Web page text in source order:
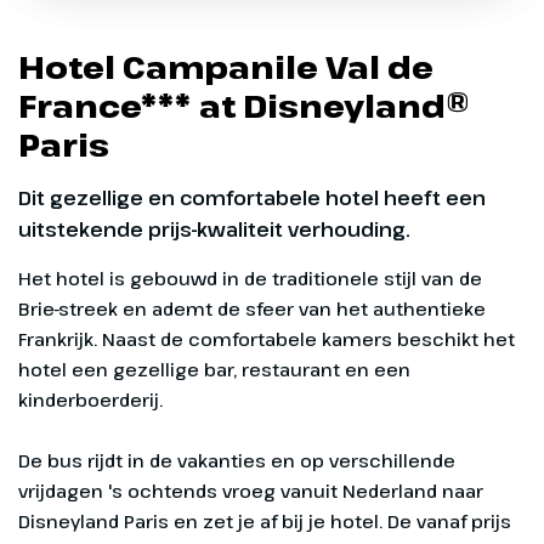
Hotel Campanile Val de
France*** at Disneyland®
Paris
Dit gezellige en comfortabele hotel heeft een
uitstekende prijs-kwaliteit verhouding.
Het hotel is gebouwd in de traditionele stijl van de
Brie-streek en ademt de sfeer van het authentieke
Frankrijk. Naast de comfortabele kamers beschikt het
hotel een gezellige bar, restaurant en een
kinderboerderij.
De bus rijdt in de vakanties en op verschillende
vrijdagen 's ochtends vroeg vanuit Nederland naar
Disneyland Paris en zet je af bij je hotel. De vanaf prijs
Fantasyland
Een sprookjeswereld waar dromen
uitkomen
Net als in de onvergetelijke klassieke
Disney films, brengt Fantasyland sprookjes
en legendes uit je kindertijd tot leven. Vlieg
mee met Peter Pan, raak je weg kwijt in
Alice's Curious Labyrinth of bezoek het
Princess Pavilion voor een vorstelijke
ontmoeting.
Marvel Avengers Campus
Beleef het MARVEL universum
Oproep aan alle helden! In het nieuwe
Adventure World beleef je als nieuwe
rekruut machtige MARVEL missies met
Superhelden als Spider-Man en Iron Man.
Locatie
P+R Westraven,
Griffioenlaan 1